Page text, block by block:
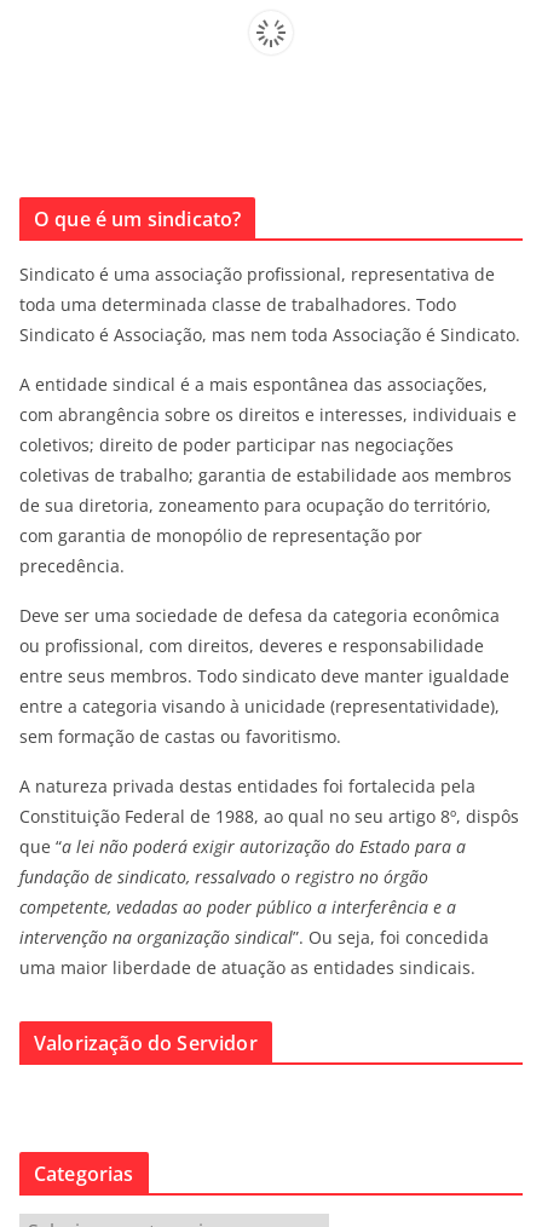
O que é um sindicato?
Sindicato é uma associação profissional, representativa de
toda uma determinada classe de trabalhadores. Todo
Sindicato é Associação, mas nem toda Associação é Sindicato.
A entidade sindical é a mais espontânea das associações,
com abrangência sobre os direitos e interesses, individuais e
coletivos; direito de poder participar nas negociações
coletivas de trabalho; garantia de estabilidade aos membros
de sua diretoria, zoneamento para ocupação do território,
com garantia de monopólio de representação por
precedência.
Deve ser uma sociedade de defesa da categoria econômica
ou profissional, com direitos, deveres e responsabilidade
entre seus membros. Todo sindicato deve manter igualdade
entre a categoria visando à unicidade (representatividade),
sem formação de castas ou favoritismo.
A natureza privada destas entidades foi fortalecida pela
Constituição Federal de 1988, ao qual no seu artigo 8º, dispôs
que “a lei não poderá exigir autorização do Estado para a
fundação de sindicato, ressalvado o registro no órgão
competente, vedadas ao poder público a interferência e a
intervenção na organização sindical”. Ou seja, foi concedida
uma maior liberdade de atuação as entidades sindicais.
Valorização do Servidor
Categorias